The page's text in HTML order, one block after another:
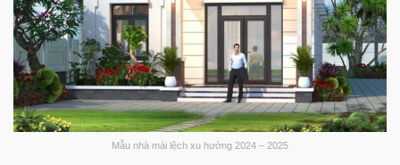
Mẫu nhà mái lệch xu hướng 2024 – 2025